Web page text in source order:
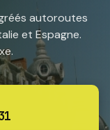
autoroutes
et Espagne.